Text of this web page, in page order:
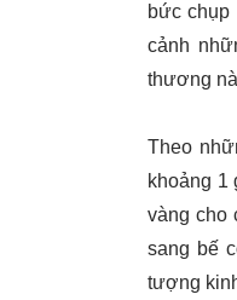
bức
cảnh
thương
Theo
khoảng 1
vàng cho
sang bế
tượng